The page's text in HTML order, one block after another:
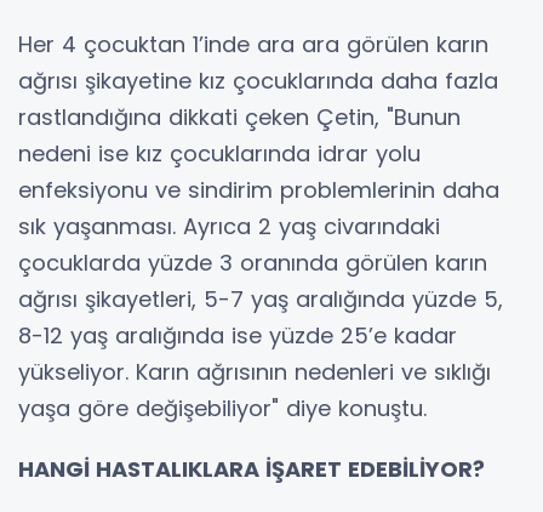
Her 4 çocuktan 1’inde ara ara görülen karın
ağrısı şikayetine kız çocuklarında daha fazla
rastlandığına dikkati çeken Çetin, "Bunun
nedeni ise kız çocuklarında idrar yolu
enfeksiyonu ve sindirim problemlerinin daha
sık yaşanması. Ayrıca 2 yaş civarındaki
çocuklarda yüzde 3 oranında görülen karın
ağrısı şikayetleri, 5-7 yaş aralığında yüzde 5,
8-12 yaş aralığında ise yüzde 25’e kadar
yükseliyor. Karın ağrısının nedenleri ve sıklığı
yaşa göre değişebiliyor" diye konuştu.
HANGİ HASTALIKLARA İŞARET EDEBİLİYOR?